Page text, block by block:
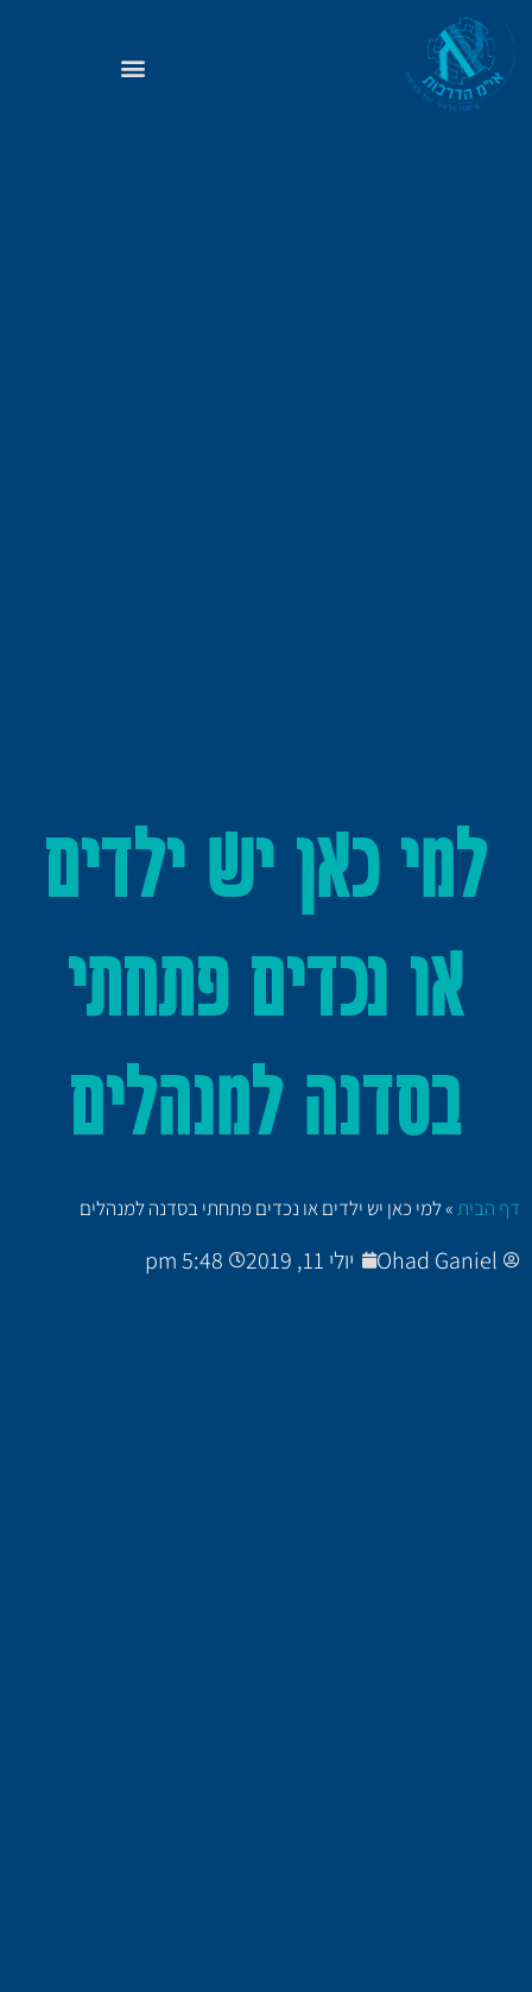
למי כאן יש ילדים
או נכדים פתחתי
בסדנה למנהלים
דף הבית»למי כאן יש ילדים או נכדים פתחתי בסדנה למנהלים
Ohad Ganiel יולי 11, 2019 5:48 pm